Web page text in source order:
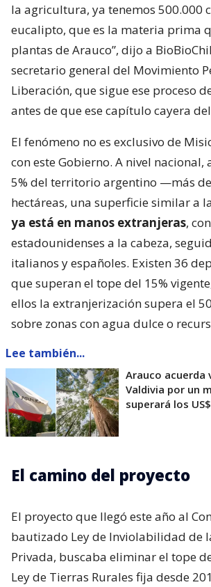
la agricultura, ya tenemos 500.000
eucalipto, que es la materia prima
plantas de Arauco”, dijo a
secretario general del Movimiento
Liberación, que sigue ese proceso
antes de que ese capítulo cayera
El fenómeno no es exclusivo de
con este Gobierno. A nivel nacional,
5% del territorio argentino —más
hectáreas, una superficie similar a
ya está en manos extranjeras,
estadounidenses a la cabeza,
italianos y españoles. Existen 36
que superan el tope del 15%
ellos la extranjerización supera el
sobre zonas con agua dulce o
Lee también...
Arauco acuerda
Valdivia por un
superará los
El camino del proyecto
El proyecto que llegó este año al
bautizado Ley de Inviolabilidad de
Privada, buscaba eliminar el tope
Ley de Tierras Rurales fija desde